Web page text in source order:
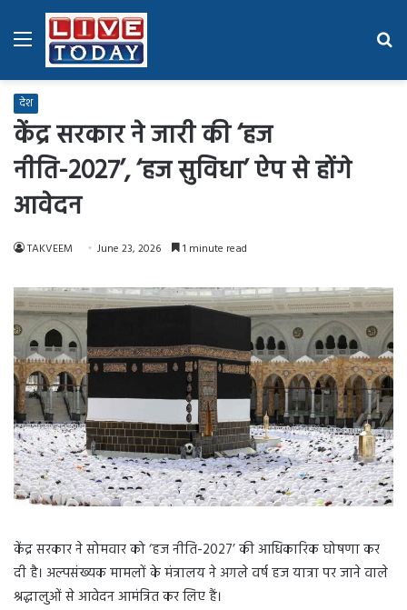
Menu
देश
केंद्र सरकार ने जारी की ‘हज
नीति-2027’, ‘हज सुविधा’ ऐप से होंगे
आवेदन
TAKVEEM June 23, 2026 1 minute read
केंद्र सरकार ने सोमवार को ‘हज नीति-2027’ की आधिकारिक घोषणा कर
दी है। अल्पसंख्यक मामलों के मंत्रालय ने अगले वर्ष हज यात्रा पर जाने वाले
श्रद्धालुओं से आवेदन आमंत्रित कर लिए हैं।